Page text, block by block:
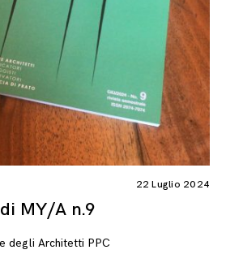
22 Luglio 2024
MY/A n.9
degli Architetti PPC